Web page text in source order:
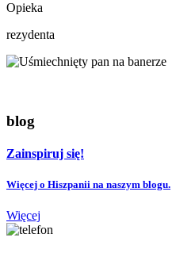
Opieka
rezydenta
blog
Zainspiruj się!
Więcej o Hiszpanii na naszym blogu.
Więcej